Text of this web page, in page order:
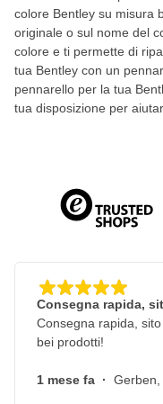
colore Bentley su misura
originale o sul nome del
colore e ti permette di
tua Bentley con un
pennarello per la tua
tua disposizione per
Consegna rapida,
Consegna rapida,
bei prodotti!
1 mese fa · Gerben,